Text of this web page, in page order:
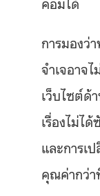
การมองว่
จำเจอาจ
เว็บไซต์ด้
เรื่องไม่ไ
และการเ
คุณค่ากว่า